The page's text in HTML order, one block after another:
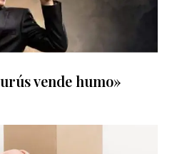
vende humo»